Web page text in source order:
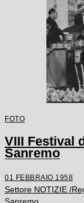
FOTO
VIII Festival
Sanremo
01 FEBBRAIO 1958
Settore NOTIZIE /
Sanremo